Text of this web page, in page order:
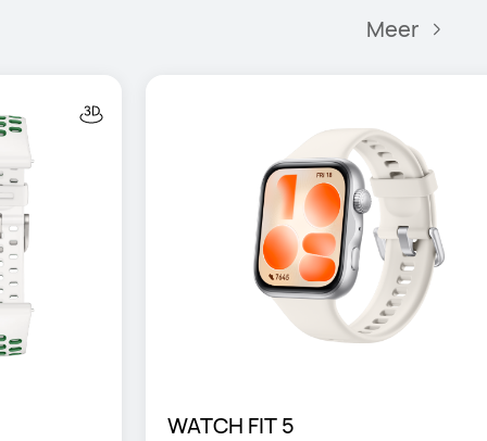
Meer
WATCH FIT 5